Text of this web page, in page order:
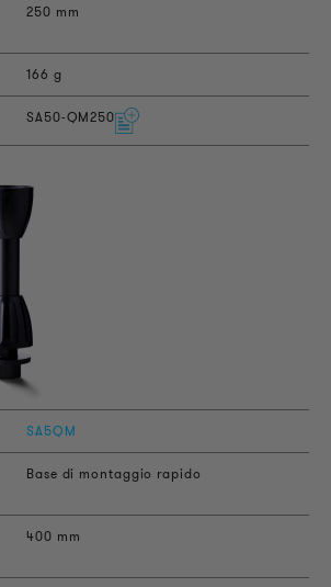
250 mm
166 g
SA50-QM250
SA5QM
Base di montaggio rapido
400 mm